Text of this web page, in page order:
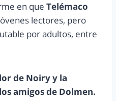
en que Telémaco
lectores, pero
por adultos, entre
de Noiry y la
amigos de Dolmen.